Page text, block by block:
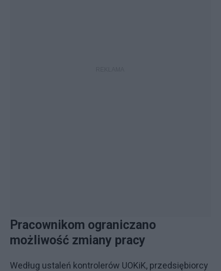
Pracownikom ograniczano
możliwość zmiany pracy
Według ustaleń kontrolerów UOKiK, przedsiębiorcy